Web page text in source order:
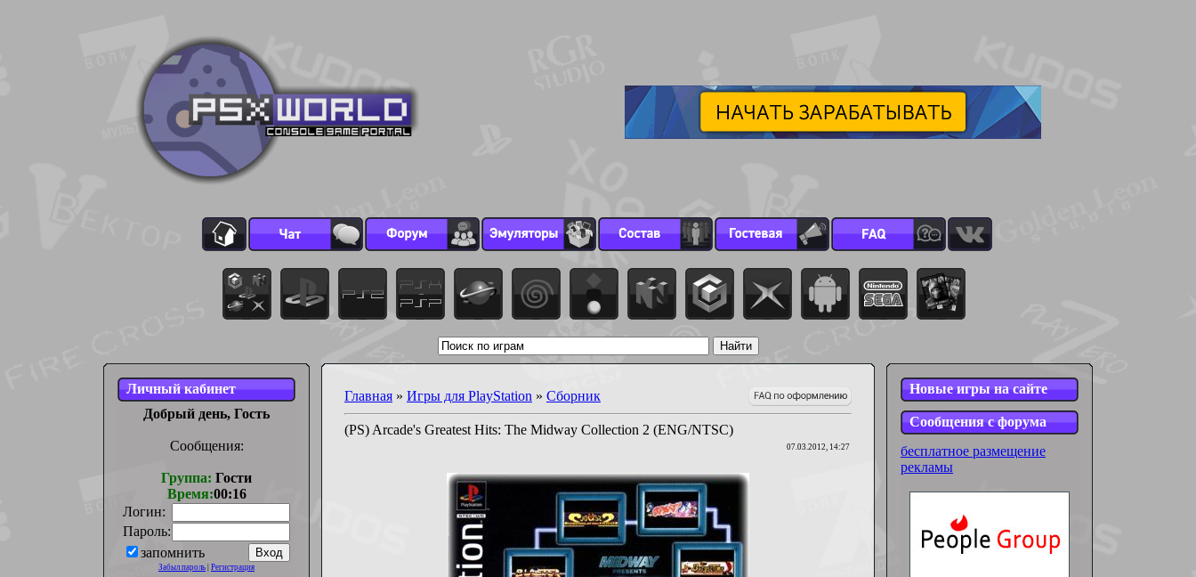
Личный кабинет
Добрый день, Гость
Сообщения:
Группа: Гости
Время:00:16
Логин:
Пароль:
запомнить
Забыл пароль Регистрация
Главная » Игры для PlayStation » Сборник
(PS) Arcade's Greatest Hits: The Midway Collection 2 (ENG/NTSC)
07.03.2012, 14:27
Новые игры на сайте
Сообщения с форума
бесплатное размещение
рекламы